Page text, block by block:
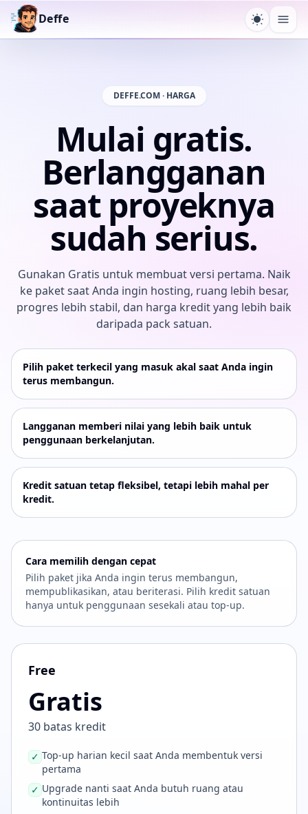
Deffe
Ganti
DEFFE.COM · HARGA
Mulai gratis.
Berlangganan
saat proyeknya
sudah serius.
Gunakan Gratis untuk membuat versi pertama. Naik
ke paket saat Anda ingin hosting, ruang lebih besar,
progres lebih stabil, dan harga kredit yang lebih baik
daripada pack satuan.
Pilih paket terkecil yang masuk akal saat Anda ingin
terus membangun.
Langganan memberi nilai yang lebih baik untuk
penggunaan berkelanjutan.
Kredit satuan tetap fleksibel, tetapi lebih mahal per
kredit.
Cara memilih dengan cepat
Pilih paket jika Anda ingin terus membangun,
mempublikasikan, atau beriterasi. Pilih kredit satuan
hanya untuk penggunaan sesekali atau top-up.
Free
Gratis
30 batas kredit
✓ Top-up harian kecil saat Anda membentuk versi
pertama
✓ Upgrade nanti saat Anda butuh ruang atau
kontinuitas lebih